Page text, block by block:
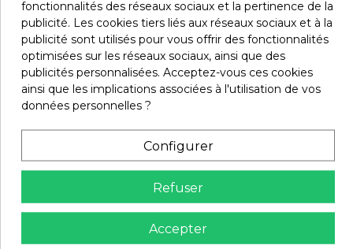
Infos livraisons
Retours et remboursements
Avis (0)
Vous aimerez aussi
fonctionnalités des réseaux sociaux et la pertinence de la
publicité. Les cookies tiers liés aux réseaux sociaux et à la
publicité sont utilisés pour vous offrir des fonctionnalités
optimisées sur les réseaux sociaux, ainsi que des
publicités personnalisées. Acceptez-vous ces cookies
ainsi que les implications associées à l'utilisation de vos
données personnelles ?
Configurer
Refuser
Accepter